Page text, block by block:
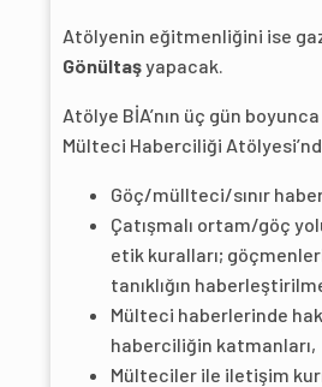
Atölyenin eğitmenliğini ise
Gönültaşyapacak.
Atölye BİA’nın üç gün
Mülteci Haberciliği
Göç/müllteci/sınır
Çatışmalı ortam/göç
etik kuralları;
tanıklığın
Mülteci haberlerinde hak
haberciliğin katmanları,
Mülteciler ile iletişim